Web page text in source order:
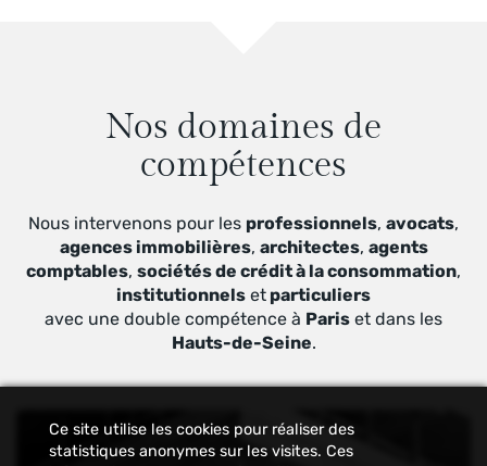
Nos domaines de
compétences
Nous intervenons pour les professionnels, avocats,
agences immobilières, architectes, agents
comptables, sociétés de crédit à la consommation,
institutionnels et particuliers
avec une double compétence à Paris et dans les
Hauts-de-Seine.
Ce site utilise les cookies pour réaliser des
statistiques anonymes sur les visites. Ces